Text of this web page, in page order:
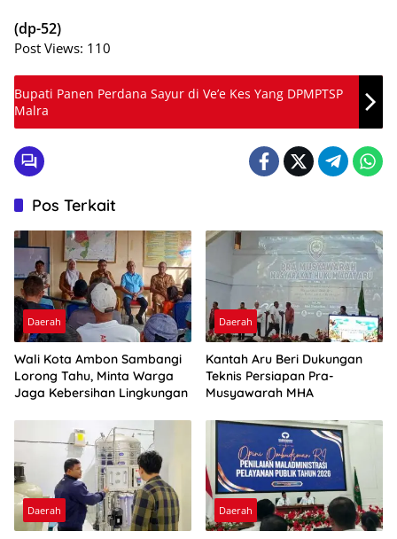
(dp-52)
Post Views: 110
Bupati Panen Perdana Sayur di Ve’e Kes Yang DPMPTSP
Malra
Pos Terkait
Daerah
Wali Kota Ambon Sambangi
Lorong Tahu, Minta Warga
Jaga Kebersihan Lingkungan
Daerah
Kantah Aru Beri Dukungan
Teknis Persiapan Pra-
Musyawarah MHA
Daerah Daerah